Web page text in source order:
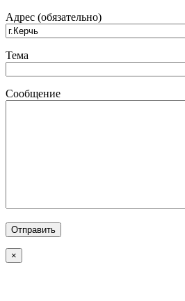
Адрес (обязательно)
Тема
Сообщение
×